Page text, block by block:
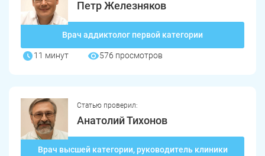
Петр Железняков
Врач аддиктолог первой категории
11 минут 576 просмотров
Статью проверил:
Анатолий Тихонов
Врач высшей категории, руководитель клиники